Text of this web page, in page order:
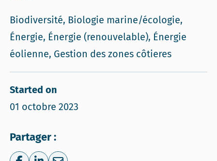
Biodiversité, Biologie marine/écologie,
Énergie, Énergie (renouvelable), Énergie
éolienne, Gestion des zones côtieres
Started on
01 octobre 2023
Partager :